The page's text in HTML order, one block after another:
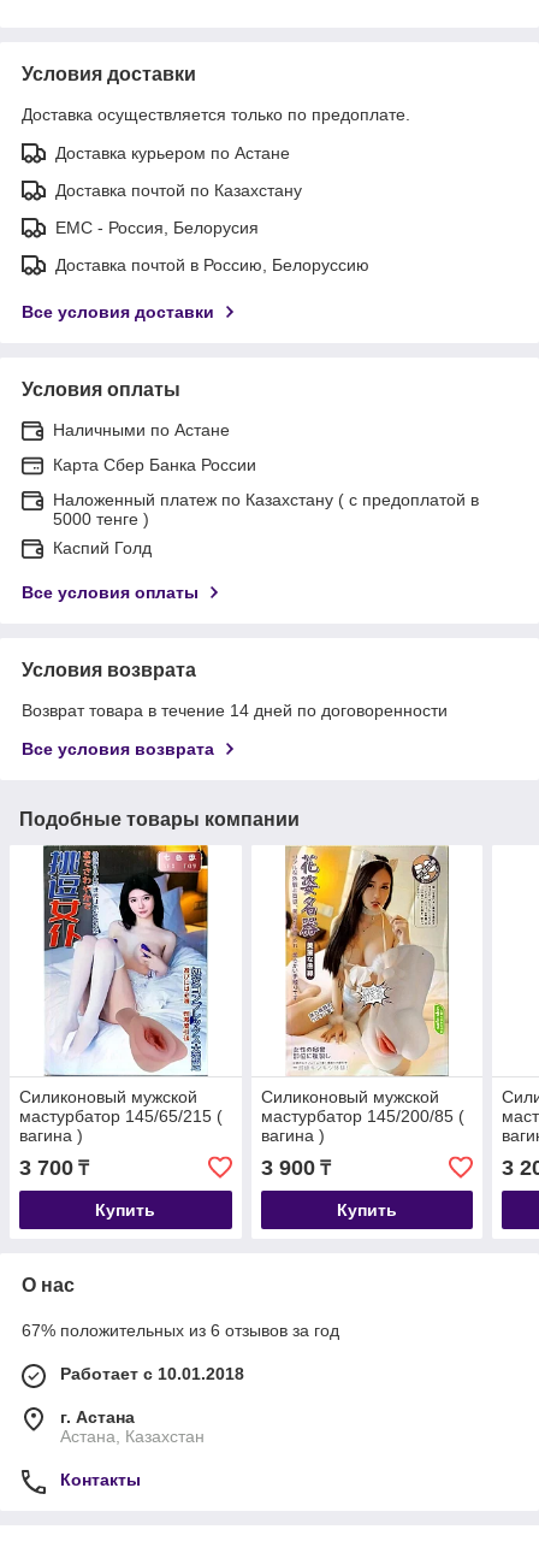
Условия доставки
Доставка осуществляется только по предоплате.
Доставка курьером по Астане
Доставка почтой по Казахстану
ЕМС - Россия, Белорусия
Доставка почтой в Россию, Белоруссию
Все условия доставки
Условия оплаты
Наличными по Астане
Карта Сбер Банка России
Наложенный платеж по Казахстану ( с предоплатой в
5000 тенге )
Каспий Голд
Все условия оплаты
Условия возврата
Возврат товара в течение 14 дней по договоренности
Все условия возврата
Подобные товары компании
Силиконовый мужской
мастурбатор 145/65/215 (
вагина )
3 700 ₸
Купить
Силиконовый мужской
мастурбатор 145/200/85 (
вагина )
3 900₸
Купить
3
О нас
67% положительных из 6 отзывов за год
Работает с 10.01.2018
г. Астана
Астана, Казахстан
Контакты